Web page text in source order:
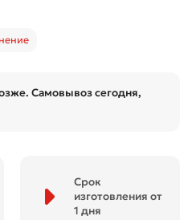
Самовывоз сегодня,
Срок
изготовления от
1 дня